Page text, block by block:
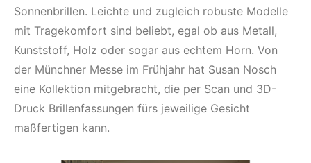
Sonnenbrillen. Leichte und zugleich robuste Modelle
mit Tragekomfort sind beliebt, egal ob aus Metall,
Kunststoff, Holz oder sogar aus echtem Horn. Von
der Münchner Messe im Frühjahr hat Susan Nosch
eine Kollektion mitgebracht, die per Scan und 3D-
Druck Brillenfassungen fürs jeweilige Gesicht
maßfertigen kann.